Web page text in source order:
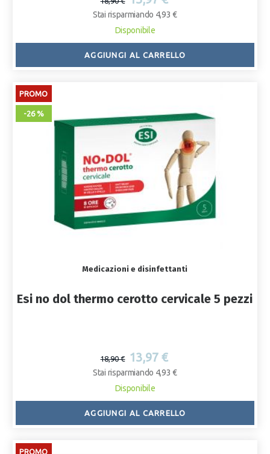
Stai risparmiando 4,93 €
Disponibile
AGGIUNGI AL CARRELLO
PROMO
-26 %
Medicazioni e disinfettanti
Esi no dol thermo cerotto cervicale 5 pezzi
18,90 € 13,97 €
Stai risparmiando 4,93 €
Disponibile
AGGIUNGI AL CARRELLO
PROMO